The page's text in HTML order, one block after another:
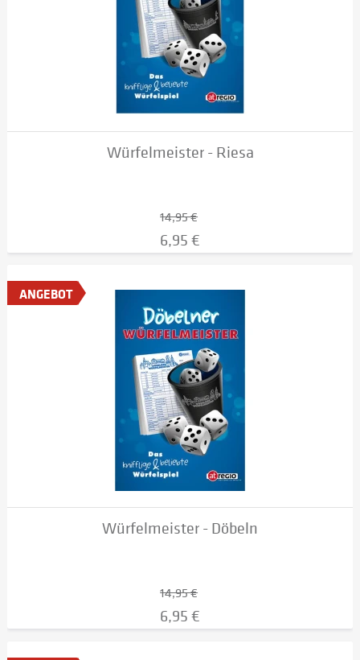
Würfelmeister - Riesa
14,95 €
6,95 €
ANGEBOT
Würfelmeister - Döbeln
14,95 €
6,95 €